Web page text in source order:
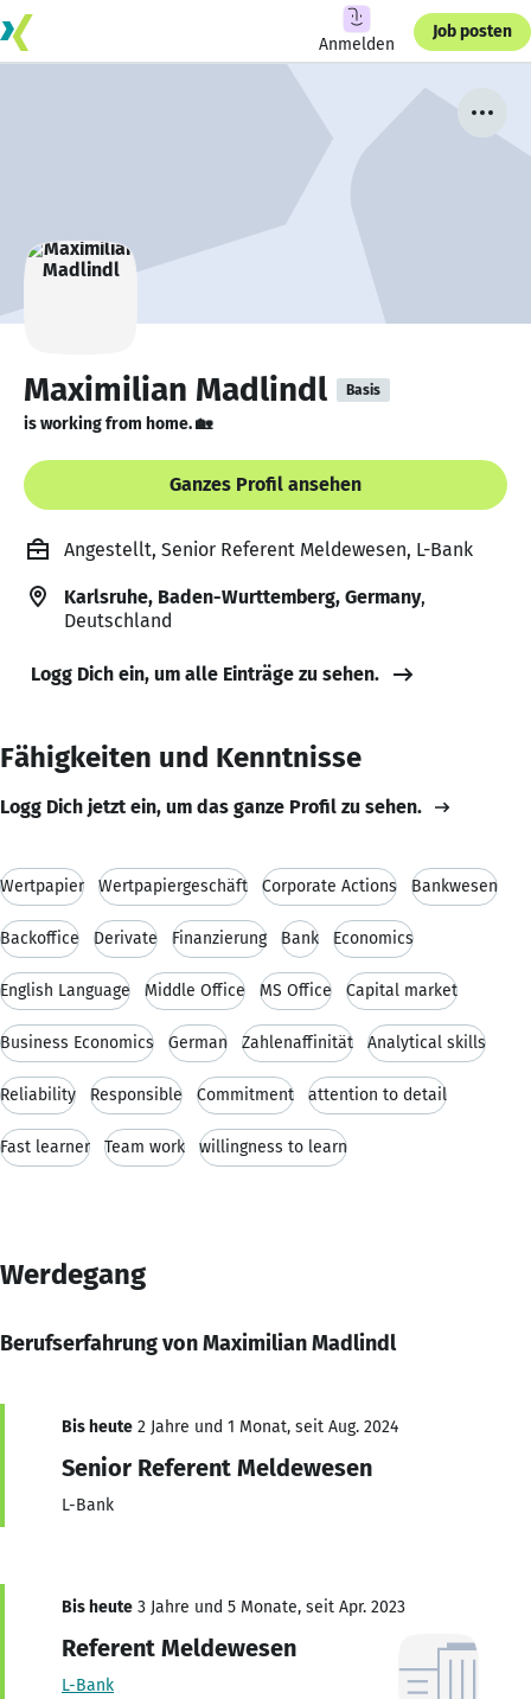
Anmelden
Job posten
Maximilian Madlindl Basis
is working from home. 🏡
Ganzes Profil ansehen
Angestellt, Senior Referent Meldewesen, L-Bank
Karlsruhe, Baden-Wurttemberg, Germany,
Deutschland
Logg Dich ein, um alle Einträge zu sehen.
Fähigkeiten und Kenntnisse
Logg Dich jetzt ein, um das ganze Profil zu sehen.
Wertpapier Wertpapiergeschäft Corporate Actions Bankwesen
Backoffice Derivate Finanzierung Bank Economics
English Language Middle Office MS Office Capital market
Business Economics German Zahlenaffinität Analytical skills
Reliability Responsible Commitment attention to detail
Fast learner Team work willingness to learn
Werdegang
Berufserfahrung von Maximilian Madlindl
Bis heute 2 Jahre und 1 Monat, seit Aug. 2024
Senior Referent Meldewesen
L-Bank
Bis heute 3 Jahre und 5 Monate, seit Apr. 2023
Referent Meldewesen
L-Bank